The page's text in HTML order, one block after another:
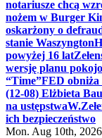
notariusze chcą
nożem w Burger
oskarżony o
stanie Waszyngton
powyżej 16 lat
wersję planu
“Time”FED obniża
(12-08) Elżbieta
na ustępstwa
ich bezpieczeństwo
Mon. Aug 10th, 2026